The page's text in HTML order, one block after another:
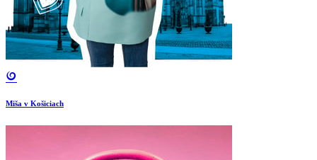
Miša v Košiciach